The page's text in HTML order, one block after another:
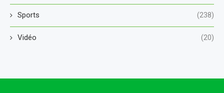
Sports (238)
Vidéo (20)